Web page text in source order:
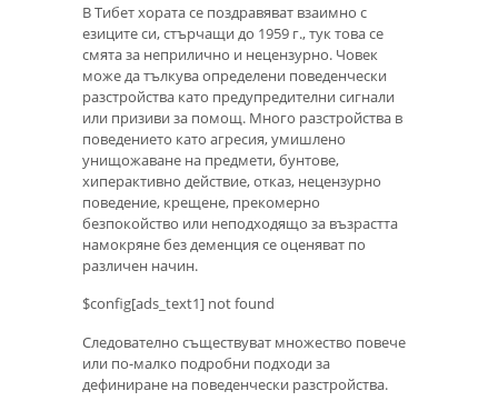
В Тибет хората се поздравяват взаимно с
езиците си, стърчащи до 1959 г., тук това се
смята за неприлично и нецензурно. Човек
може да тълкува определени поведенчески
разстройства като предупредителни сигнали
или призиви за помощ. Много разстройства в
поведението като агресия, умишлено
унищожаване на предмети, бунтове,
хиперактивно действие, отказ, нецензурно
поведение, крещене, прекомерно
безпокойство или неподходящо за възрастта
намокряне без деменция се оценяват по
различен начин.
$config[ads_text1] not found
Следователно съществуват множество повече
или по-малко подробни подходи за
дефиниране на поведенчески разстройства.